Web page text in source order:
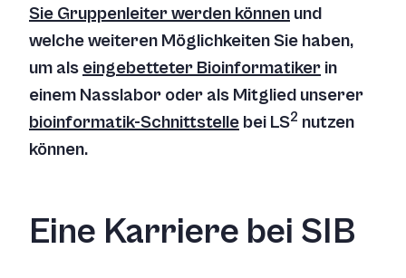
Sie Gruppenleiter werden können und
welche weiteren Möglichkeiten Sie haben,
um als eingebetteter Bioinformatiker in
einem Nasslabor oder als Mitglied unserer
bioinformatik-Schnittstelle bei LS2 nutzen
können.
Eine Karriere bei SIB